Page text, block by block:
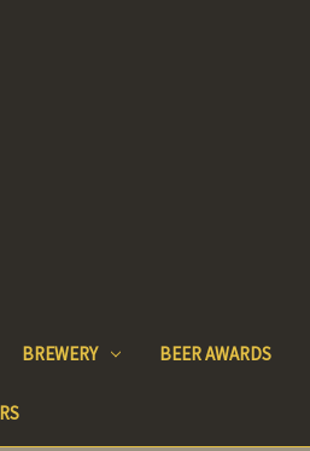
BREWERY BEER AWARDS